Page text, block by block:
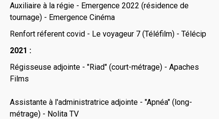
Auxiliaire à la régie - Emergence 2022 (résidence de
tournage) - Emergence Cinéma
Renfort réferent covid - Le voyageur 7 (Téléfilm) - Télécip
2021 :
Régisseuse adjointe - "Riad" (court-métrage) - Apaches
Films
Assistante à l'administratrice adjointe - "Apnéa" (long-
métrage) - Nolita TV